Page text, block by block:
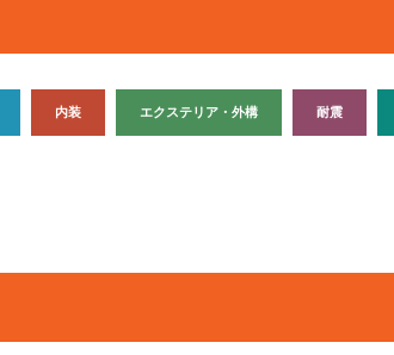
内装 エクステリア・外構 耐震